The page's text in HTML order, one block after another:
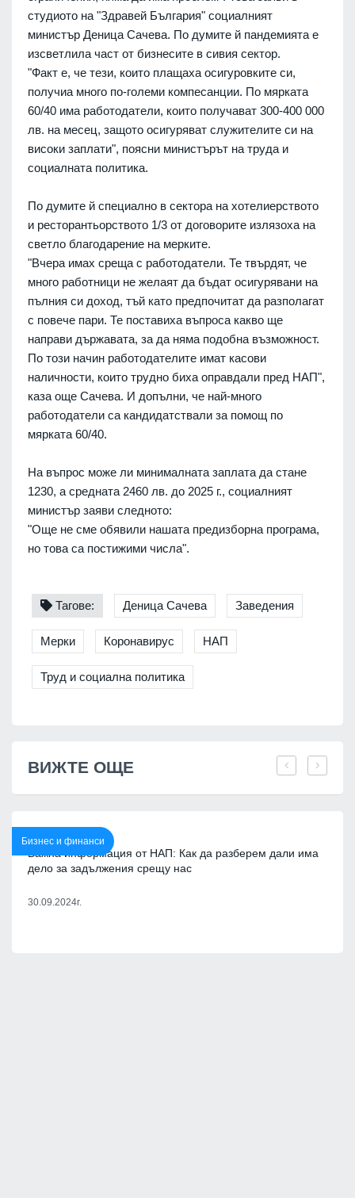
студиото на "Здравей България" социалният
министър Деница Сачева. По думите й пандемията е
изсветлила част от бизнесите в сивия сектор.
"Факт е, че тези, които плащаха осигуровките си,
получиа много по-големи компесанции. По мярката
60/40 има работодатели, които получават 300-400 000
лв. на месец, защото осигуряват служителите си на
високи заплати", поясни министърът на труда и
социалната политика.
По думите й специално в сектора на хотелиерството
и ресторантьорството 1/3 от договорите излязоха на
светло благодарение на мерките.
"Вчера имах среща с работодатели. Те твърдят, че
много работници не желаят да бъдат осигурявани на
пълния си доход, тъй като предпочитат да разполагат
с повече пари. Те поставиха въпроса какво ще
направи държавата, за да няма подобна възможност.
По този начин работодателите имат касови
наличности, които трудно биха оправдали пред НАП",
каза още Сачева. И допълни, че най-много
работодатели са кандидатствали за помощ по
мярката 60/40.
На въпрос може ли минималната заплата да стане
1230, а средната 2460 лв. до 2025 г., социалният
министър заяви следното:
"Още не сме обявили нашата предизборна програма,
но това са постижими числа".
Тагове: Деница Сачева Заведения
Мерки Коронавирус НАП
Труд и социална политика
ВИЖТЕ ОЩЕ
Бизнес и финанси
Важна информация от НАП: Как да разберем дали има
дело за задължения срещу нас
30.09.2024г.